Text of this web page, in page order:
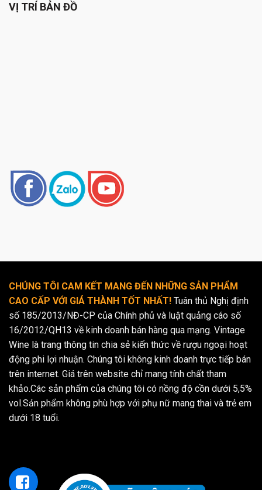
VỊ TRÍ BẢN ĐỒ
CHÚNG TÔI CAM KẾT MANG ĐẾN NHỮNG SẢN PHẨM
CAO CẤP VỚI GIÁ THÀNH TỐT NHẤT! Tuân thủ Nghị định
số 185/2013/NĐ-CP của Chính phủ và luật quảng cáo số
16/2012/QH13 về kinh doanh bán hàng qua mạng. Vintage
Wine là trang thông tin chia sẻ kiến thức về rượu ngoại hoạt
động phi lợi nhuận. Chúng tôi không kinh doanh trực tiếp bán
trên internet. Giá trên website chỉ mang tính chất tham
khảo.Các sản phẩm của chúng tôi có nồng độ cồn dưới 5,5%
vol.Sản phẩm không phù hợp với phụ nữ mang thai và trẻ em
dưới 18 tuổi.